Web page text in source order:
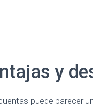
y
puede parecer